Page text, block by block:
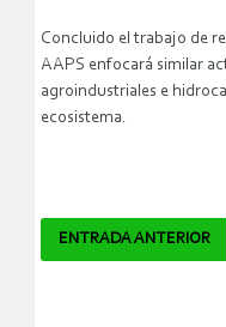
Concluido el trabajo de
AAPS enfocará similar
agroindustriales e
ecosistema.
Navegador
ENTRADA ANTERIOR